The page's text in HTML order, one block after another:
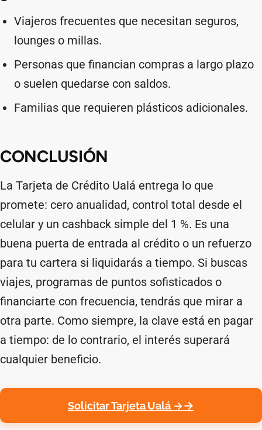
Viajeros frecuentes que necesitan seguros,
lounges o millas.
Personas que financian compras a largo plazo
o suelen quedarse con saldos.
Familias que requieren plásticos adicionales.
CONCLUSIÓN
La Tarjeta de Crédito Ualá entrega lo que
promete: cero anualidad, control total desde el
celular y un cashback simple del 1 %. Es una
buena puerta de entrada al crédito o un refuerzo
para tu cartera si liquidarás a tiempo. Si buscas
viajes, programas de puntos sofisticados o
financiarte con frecuencia, tendrás que mirar a
otra parte. Como siempre, la clave está en pagar
a tiempo: de lo contrario, el interés superará
cualquier beneficio.
Solicitar Tarjeta Ualá →